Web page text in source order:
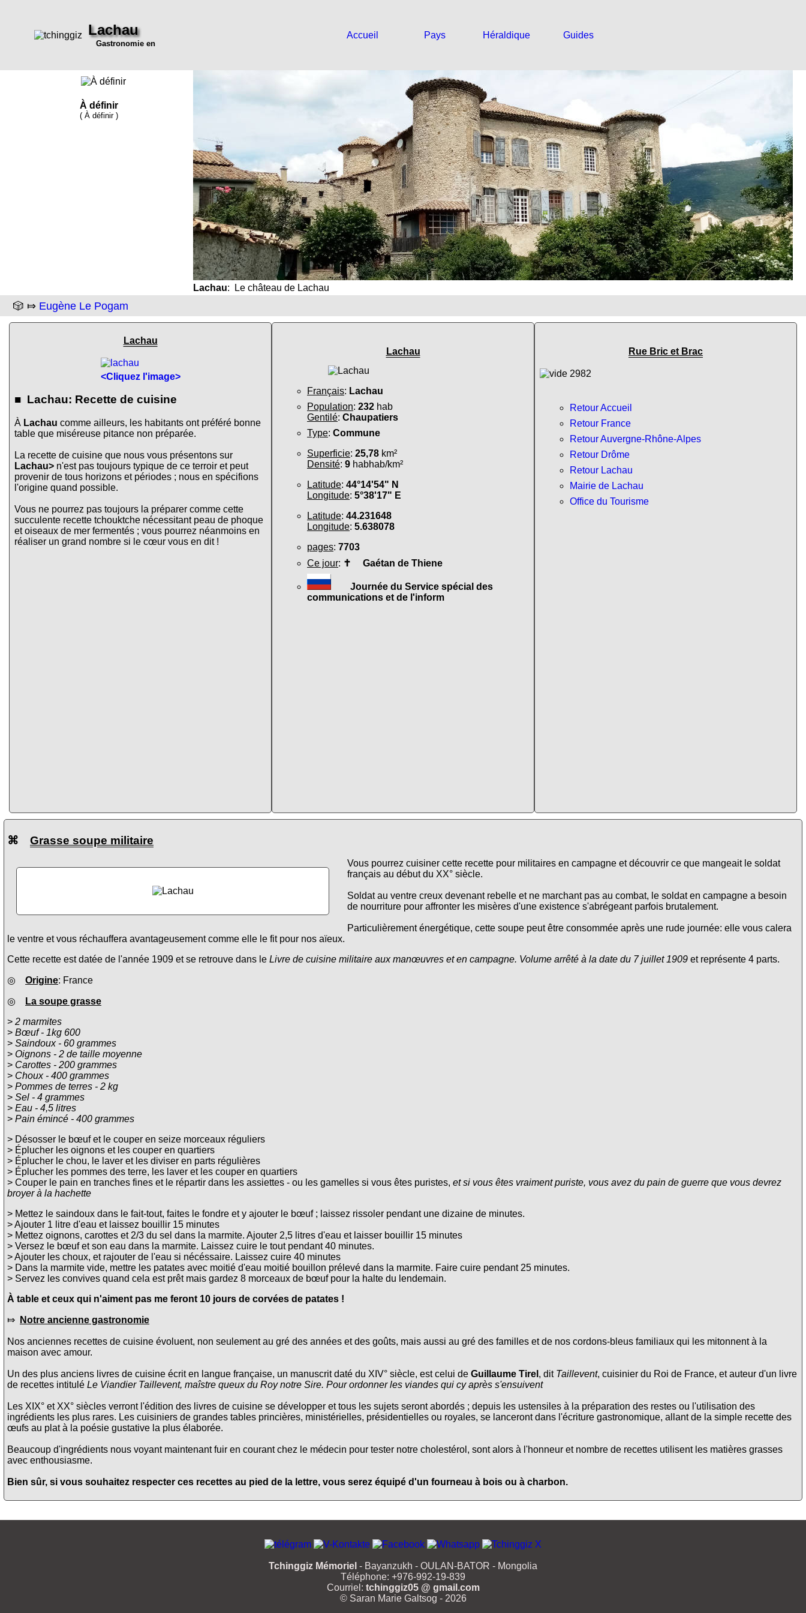
Lachau
Gastronomie en
Accueil Pays Héraldique Guides
À définir
( À définir )
Lachau: Le château de Lachau
🎲 ⤇ Eugène Le Pogam
Lachau
<Cliquez l'image>
■ Lachau: Recette de cuisine
À Lachau comme ailleurs, les habitants ont préféré bonne
table que miséreuse pitance non préparée.
La recette de cuisine que nous vous présentons sur
Lachau> n'est pas toujours typique de ce terroir et peut
provenir de tous horizons et périodes ; nous en spécifions
l'origine quand possible.
Vous ne pourrez pas toujours la préparer comme cette
succulente recette tchouktche nécessitant peau de phoque
et oiseaux de mer fermentés ; vous pourrez néanmoins en
réaliser un grand nombre si le cœur vous en dit !
Lachau
Français: Lachau
Population: 232 hab
Gentilé: Chaupatiers
Type: Commune
Superficie: 25,78 km²
Densité: 9 habhab/km²
Latitude: 44°14'54" N
Longitude: 5°38'17" E
Latitude: 44.231648
Longitude: 5.638078
pages: 7703
Ce jour: ✝ Gaétan de Thiene
Journée du Service spécial des
communications et de l'inform
Rue Bric et Brac
Retour Accueil
Retour France
Retour Auvergne-Rhône-Alpes
Retour Drôme
Retour Lachau
Mairie de Lachau
Office du Tourisme
⌘ Grasse soupe militaire
Vous pourrez cuisiner cette recette pour militaires en campagne et découvrir ce que mangeait le soldat
français au début du XX° siècle.
Soldat au ventre creux devenant rebelle et ne marchant pas au combat, le soldat en campagne a besoin
de nourriture pour affronter les misères d'une existence s'abrégeant parfois brutalement.
Particulièrement énergétique, cette soupe peut être consommée après une rude journée: elle vous calera
le ventre et vous réchauffera avantageusement comme elle le fit pour nos aïeux.
Cette recette est datée de l'année 1909 et se retrouve dans le Livre de cuisine militaire aux manœuvres et en campagne. Volume arrêté à la date du 7 juillet 1909 et représente 4 parts.
◎ Origine: France
◎
La soupe grasse
> 2 marmites
> Bœuf - 1kg 600
> Saindoux - 60 grammes
> Oignons - 2 de taille moyenne
> Carottes - 200 grammes
> Choux - 400 grammes
> Pommes de terres - 2 kg
> Sel - 4 grammes
> Eau - 4,5 litres
> Pain émincé - 400 grammes
> Désosser le bœuf et le couper en seize morceaux réguliers
> Éplucher les oignons et les couper en quartiers
> Éplucher le chou, le laver et les diviser en parts régulières
> Éplucher les pommes des terre, les laver et les couper en quartiers
> Couper le pain en tranches fines et le répartir dans les assiettes - ou les gamelles si vous êtes puristes, et si vous êtes vraiment puriste, vous avez du pain de guerre que vous devrez
broyer à la hachette
> Mettez le saindoux dans le fait-tout, faites le fondre et y ajouter le bœuf ; laissez rissoler pendant une dizaine de minutes.
> Ajouter 1 litre d'eau et laissez bouillir 15 minutes
> Mettez oignons, carottes et 2/3 du sel dans la marmite. Ajouter 2,5 litres d'eau et laisser bouillir 15 minutes
> Versez le bœuf et son eau dans la marmite. Laissez cuire le tout pendant 40 minutes.
> Ajouter les choux, et rajouter de l'eau si nécéssaire. Laissez cuire 40 minutes
> Dans la marmite vide, mettre les patates avec moitié d'eau moitié bouillon prélevé dans la marmite. Faire cuire pendant 25 minutes.
> Servez les convives quand cela est prêt mais gardez 8 morceaux de bœuf pour la halte du lendemain.
À table et ceux qui n'aiment pas me feront 10 jours de corvées de patates !
⤇ Notre ancienne gastronomie
Nos anciennes recettes de cuisine évoluent, non seulement au gré des années et des goûts, mais aussi au gré des familles et de nos cordons-bleus familiaux qui les mitonnent à la
maison avec amour.
Un des plus anciens livres de cuisine écrit en langue française, un manuscrit daté du XIV° siècle, est celui de Guillaume Tirel , dit Taillevent, cuisinier du Roi de France, et auteur d'un livre
de recettes intitulé Le Viandier Taillevent, maîstre queux du Roy notre Sire. Pour ordonner les viandes qui cy après s'ensuivent
Les XIX° et XX° siècles verront l'édition des livres de cuisine se développer et tous les sujets seront abordés ; depuis les ustensiles à la préparation des restes ou l'utilisation des
ingrédients les plus rares. Les cuisiniers de grandes tables princières, ministérielles, présidentielles ou royales, se lanceront dans l'écriture gastronomique, allant de la simple recette des
œufs au plat à la poésie gustative la plus élaborée.
Beaucoup d'ingrédients nous voyant maintenant fuir en courant chez le médecin pour tester notre cholestérol, sont alors à l'honneur et nombre de recettes utilisent les matières grasses
avec enthousiasme.
Bien sûr, si vous souhaitez respecter ces recettes au pied de la lettre, vous serez équipé d'un fourneau à bois ou à charbon.
Tchinggiz Mémoriel - Bayanzukh - OULAN-BATOR - Mongolia
Téléphone: +976-992-19-839
Courriel: tchinggiz05 @ gmail.com
© Saran Marie Galtsog - 2026